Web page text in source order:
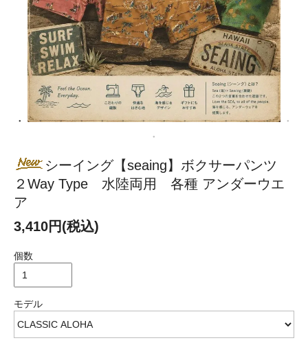
シーイング【seaing】ボクサーパンツ
２Way Type 水陸両用 各種 アンダーウエ
ア
3,410円(税込)
個数
モデル